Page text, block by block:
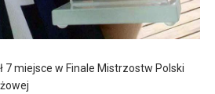
7 miejsce w Finale Mistrzostw Polski